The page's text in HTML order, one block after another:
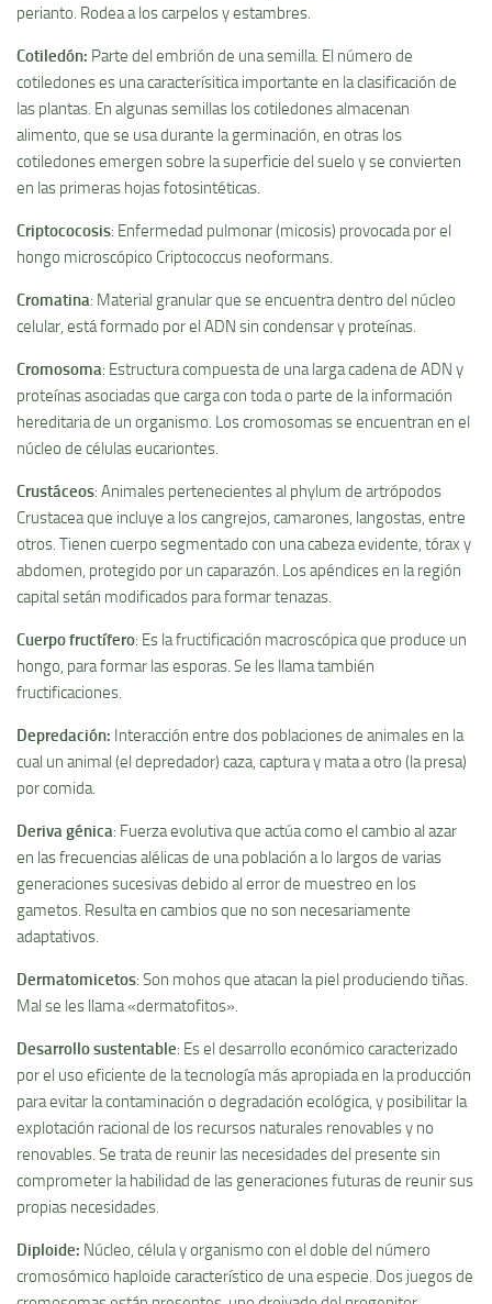
perianto. Rodea a los carpelos y estambres.
Cotiledón: Parte del embrión de una semilla. El número de
cotiledones es una caracterí­sitica importante en la clasificación de
las plantas. En algunas semillas los cotiledones almacenan
alimento, que se usa durante la germinación, en otras los
cotiledones emergen sobre la superficie del suelo y se convierten
en las primeras hojas fotosintéticas.
Criptococosis: Enfermedad pulmonar (micosis) provocada por el
hongo microscópico Criptococcus neoformans.
Cromatina: Material granular que se encuentra dentro del núcleo
celular, está formado por el ADN sin condensar y proteí­nas.
Cromosoma: Estructura compuesta de una larga cadena de ADN y
proteí­nas asociadas que carga con toda o parte de la información
hereditaria de un organismo. Los cromosomas se encuentran en el
núcleo de células eucariontes.
Crustáceos: Animales pertenecientes al phylum de artrópodos
Crustacea que incluye a los cangrejos, camarones, langostas, entre
otros. Tienen cuerpo segmentado con una cabeza evidente, tórax y
abdomen, protegido por un caparazón. Los apéndices en la región
capital setán modificados para formar tenazas.
Cuerpo fructí­fero: Es la fructificación macroscópica que produce un
hongo, para formar las esporas. Se les llama también
fructificaciones.
Depredación: Interacción entre dos poblaciones de animales en la
cual un animal (el depredador) caza, captura y mata a otro (la presa)
por comida.
Deriva génica: Fuerza evolutiva que actúa como el cambio al azar
en las frecuencias alélicas de una población a lo largos de varias
generaciones sucesivas debido al error de muestreo en los
gametos. Resulta en cambios que no son necesariamente
adaptativos.
Dermatomicetos: Son mohos que atacan la piel produciendo tiñas.
Mal se les llama «dermatofitos».
Desarrollo sustentable: Es el desarrollo económico caracterizado
por el uso eficiente de la tecnologí­a más apropiada en la producción
para evitar la contaminación o degradación ecológica, y posibilitar la
explotación racional de los recursos naturales renovables y no
renovables. Se trata de reunir las necesidades del presente sin
comprometer la habilidad de las generaciones futuras de reunir sus
propias necesidades.
Diploide: Núcleo, célula y organismo con el doble del número
cromosómico haploide caracterí­stico de una especie. Dos juegos de